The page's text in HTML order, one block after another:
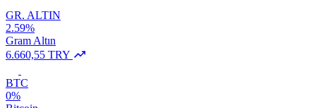
GR. ALTIN
2.59%
Gram Altın
6.660,55 TRY
BTC
0%